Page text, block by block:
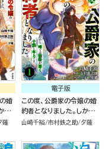
婚
、
も
薙
電子版
この度、公爵家の令嬢の婚
約者となりました。しかし、
噂では性格が悪く、十歳も
冊版）
山﨑千裕 市村鉄之助 夕薙